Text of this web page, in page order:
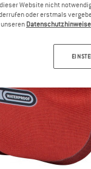
Website nicht
oder erstmals